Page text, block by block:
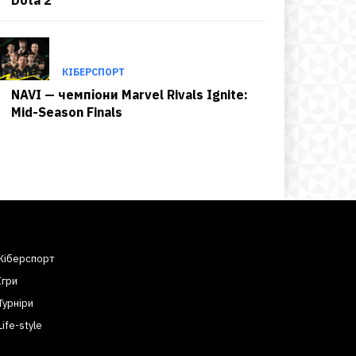
КІБЕРСПОРТ
NAVI — чемпіони Marvel Rivals Ignite:
Mid-Season Finals
style